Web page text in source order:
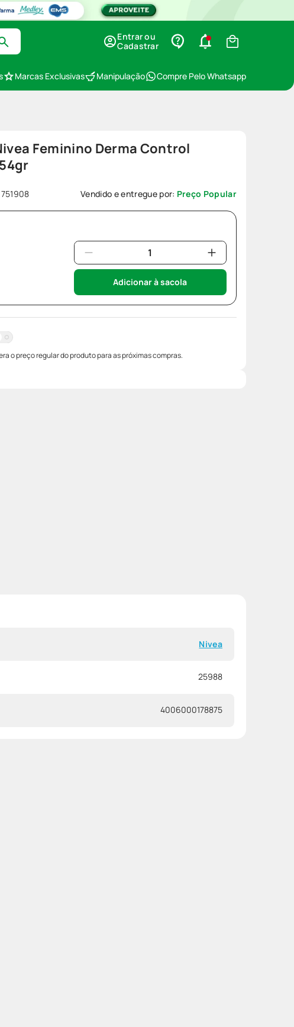
Entrar ou
Cadastrar
Marcas Exclusivas Manipulação Compre Pelo Whatsapp
Feminino Derma Control
751908 Vendido e entregue por: Preço Popular
Adicionar à sacola
o preço regular do produto para as próximas compras.
Nivea
25988
4006000178875